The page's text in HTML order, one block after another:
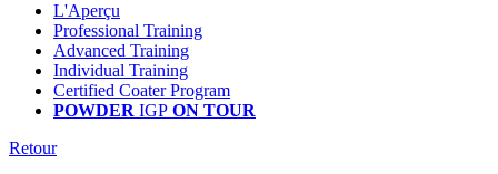
L'Aperçu
Professional Training
Advanced Training
Individual Training
Certified Coater Program
POWDER IGP ON TOUR
Retour